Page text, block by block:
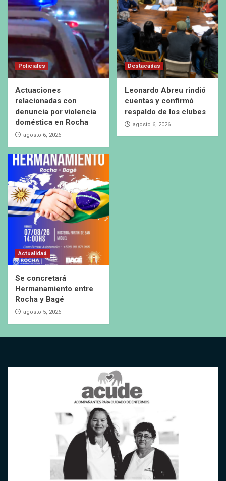
Policiales
Actuaciones
relacionadas con
denuncia por violencia
doméstica en Rocha
agosto 6, 2026
Destacadas
Leonardo Abreu rindió
cuentas y confirmó
respaldo de los clubes
agosto 6, 2026
Actualidad
Se concretará
Hermanamiento entre
Rocha y Bagé
agosto 5, 2026